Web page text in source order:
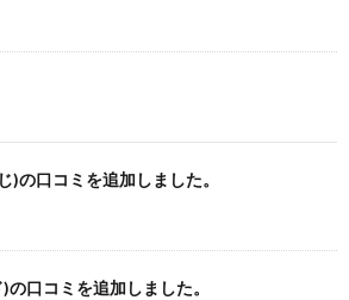
)の口コミを追加しました。
口コミを追加しました。